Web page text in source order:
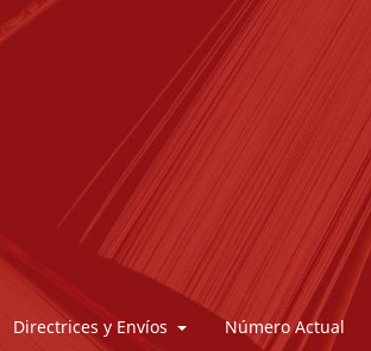
Directrices y Envíos Número Actual